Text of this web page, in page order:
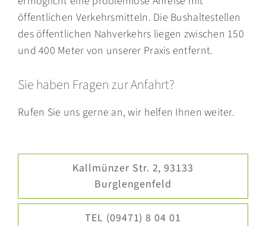
öffentlichen Verkehrsmitteln. Die Bushaltestellen
des öffentlichen Nahverkehrs liegen zwischen 150
und 400 Meter von unserer Praxis entfernt.
Sie haben Fragen zur Anfahrt?
Rufen Sie uns gerne an, wir helfen Ihnen weiter.
Kallmünzer Str. 2, 93133
Burglengenfeld
TEL (09471) 8 04 01